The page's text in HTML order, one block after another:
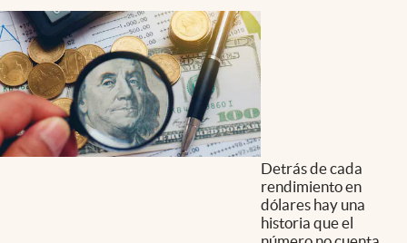
Detrás de cada
rendimiento en
dólares hay una
historia que el